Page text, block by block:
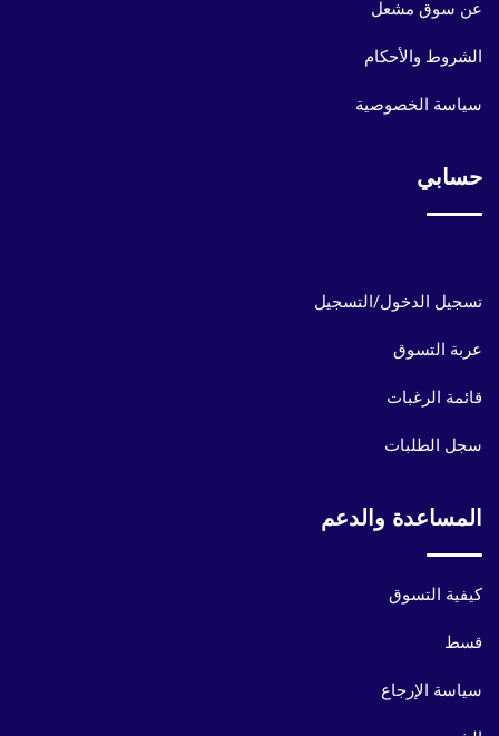
عن سوق مشعل
الشروط والأحكام
سياسة الخصوصية
حسابي
تسجيل الدخول/التسجيل
عربة التسوق
قائمة الرغبات
سجل الطلبات
المساعدة والدعم
كيفية التسوق
قسط
سياسة الإرجاع